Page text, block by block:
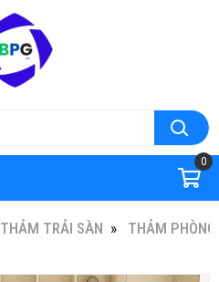
0
THẢM TRẢI SÀN THẢM